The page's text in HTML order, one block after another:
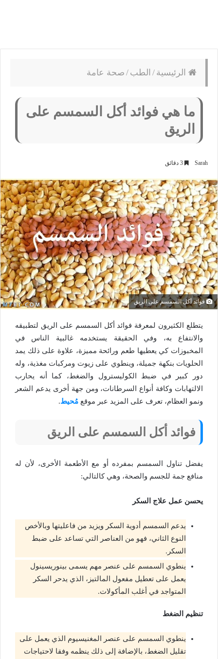
الرئيسية / الطب / صحة عامة
ما هي فوائد أكل السمسم على
الريق
Sarah
فوائد أكل السمسم على الريق
يتطلع الكثيرون لمعرفة فوائد أكل السمسم على الريق لتطبيقه
والانتفاع به، وفي الحقيقة يستخدمه غالبية الناس في
المخبوزات كي يعطيها طعم ورائحة مميزة، علاوة على ذلك يمد
الحلويات بنكهة جميلة، وينطوي على زيوت ومركبات مغذية، وله
دور كبير في ضبط الكوليسترول والضغط، كما أنه يحارب
الالتهابات وكافة أنواع السرطانات، ومن جهة أخرى يدعم الشعر
ونمو العظام، تعرف على المزيد عبر موقع مُحيط.
فوائد أكل السمسم على الريق
يفضل تناول السمسم بمفرده أو مع الأطعمة الأخرى، لأن له
منافع جمة للجسم والصحة، وهي كالتالي:
يحسن عمل علاج السكر
يدعم السمسم أدوية السكر ويزيد من فاعليتها وبالأخص
النوع الثاني، فهو من العناصر التي تساعد على ضبط
السكر.
ينطوي السمسم على عنصر مهم يسمى بينوريسينول
يعمل على تعطيل مفعول المالتيز، الذي يدحر السكر
المتواجد في أغلب المأكولات.
تنظيم الضغط
ينطوي السمسم على عنصر المغنيسيوم الذي يعمل على
تقليل الضغط، بالإضافة إلى ذلك ينظمه وفقا لاحتياجات